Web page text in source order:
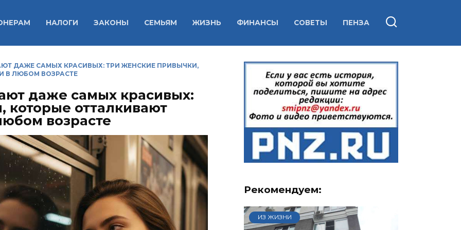
НАЛОГИ ЗАКОНЫ СЕМЬЯМ ЖИЗНЬ ФИНАНСЫ СОВЕТЫ ПЕНЗА
ДАЖЕ САМЫХ КРАСИВЫХ: ТРИ ЖЕНСКИЕ ПРИВЫЧКИ,
В ЛЮБОМ ВОЗРАСТЕ
даже самых красивых:
отталкивают
возрасте
Рекомендуем:
ИЗ ЖИЗНИ